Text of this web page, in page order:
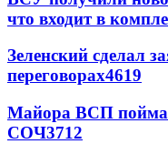
что входит в
Зеленский сделал
переговорах4619
Майора ВСП
СОЧ3712